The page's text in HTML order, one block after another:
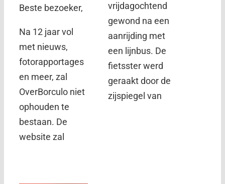
Beste bezoeker,
Na 12 jaar vol
met nieuws,
fotorapportages
en meer, zal
OverBorculo niet
ophouden te
bestaan. De
website zal
vrijdagochtend
gewond na een
aanrijding met
een lijnbus. De
fietsster werd
geraakt door de
zijspiegel van